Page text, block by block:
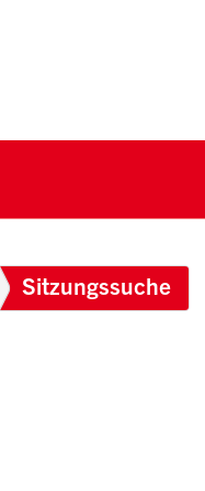
Sitzungssuche